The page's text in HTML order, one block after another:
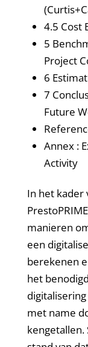
4.5 Cost
5
Project
6
7
Future
Annex :
Activity
In het kader
manieren
een
berekenen
het
met name
kengetallen.